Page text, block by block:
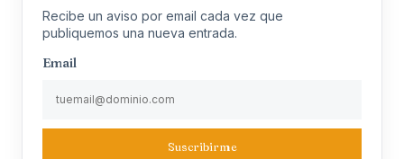
Recibe un aviso por email cada vez que
publiquemos una nueva entrada.
Email
Suscribirme